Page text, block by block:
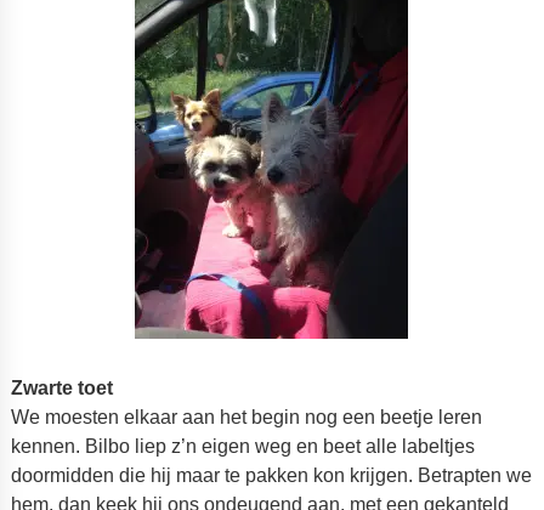
Zwarte toet
We moesten elkaar aan het begin nog een beetje leren
kennen. Bilbo liep z’n eigen weg en beet alle labeltjes
doormidden die hij maar te pakken kon krijgen. Betrapten we
hem, dan keek hij ons ondeugend aan, met een gekanteld